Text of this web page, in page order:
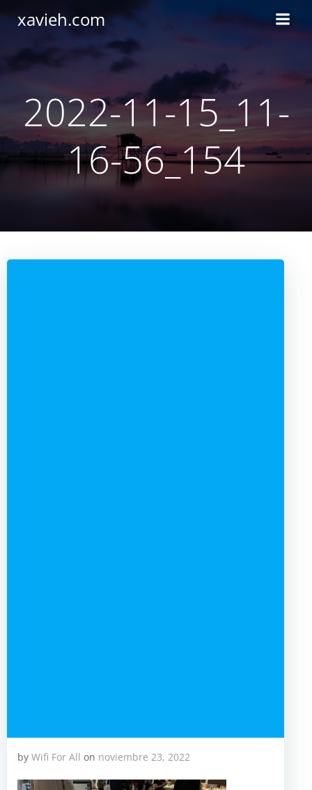
xavieh.com
2022-11-15_11-
16-56_154
by Wifi For All on noviembre 23, 2022